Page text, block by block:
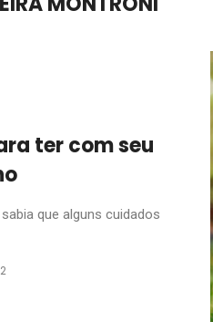
ter com seu
que alguns cuidados